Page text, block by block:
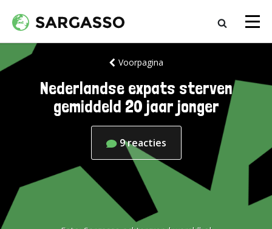
Voorpagina
Nederlandse expats sterven
gemiddeld 20 jaar jonger
9reacties